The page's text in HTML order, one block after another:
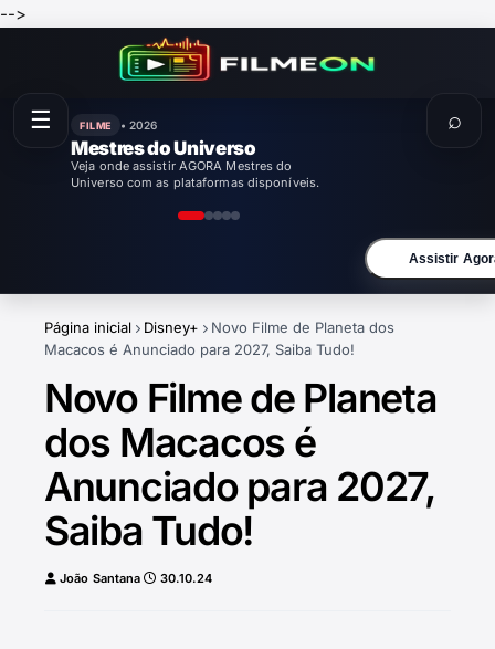
-->
FILME • 2026
Mestres do Universo
Veja onde assistir AGORA Mestres do
Universo com as plataformas disponíveis.
Assistir
Página inicial Disney+
Novo Filme de Planeta dos
Macacos é Anunciado para 2027, Saiba Tudo!
Novo Filme de Planeta
dos Macacos é
Anunciado para 2027,
Saiba Tudo!
João Santana 30.10.24
☰ ⌕